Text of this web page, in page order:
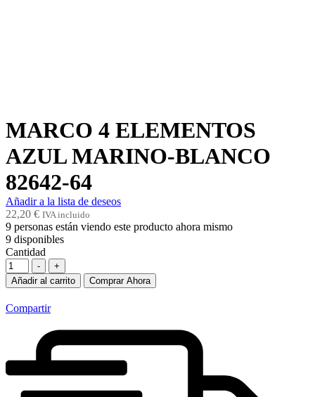
MARCO 4 ELEMENTOS
AZUL MARINO-BLANCO
82642-64
Añadir a la lista de deseos
22,20 € IVA incluido
9 personas están viendo este producto ahora mismo
9 disponibles
Cantidad
-
+
Añadir al carrito
Comprar Ahora
Compartir